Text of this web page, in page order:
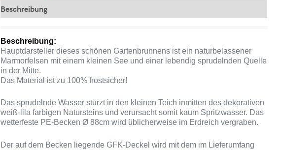
Beschreibung
Beschreibung:
Hauptdarsteller dieses schönen Gartenbrunnens ist ein naturbelassener
Marmorfelsen mit einem kleinen See und einer lebendig sprudelnden Quelle
in der Mitte.
Das Material ist zu 100% frostsicher!
Das sprudelnde Wasser stürzt in den kleinen Teich inmitten des dekorativen
weiß-lila farbigen Natursteins und verursacht somit kaum Spritzwasser. Das
wetterfeste PE-Becken Ø 88cm wird üblicherweise im Erdreich vergraben.
Der auf dem Becken liegende GFK-Deckel wird mit dem im Lieferumfang